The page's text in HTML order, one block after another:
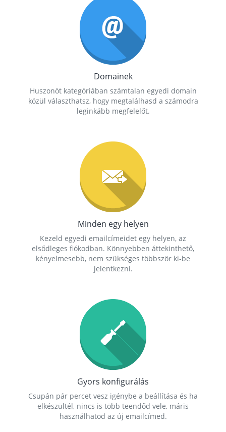
Domainek
Huszonöt kategóriában számtalan egyedi domain
közül választhatsz, hogy megtalálhasd a számodra
leginkább megfelelőt.
Minden egy helyen
Kezeld egyedi emailcímeidet egy helyen, az
elsődleges fiókodban. Könnyebben áttekinthető,
kényelmesebb, nem szükséges többször ki-be
jelentkezni.
Gyors konfigurálás
Csupán pár percet vesz igénybe a beállítása és ha
elkészültél, nincs is több teendőd vele, máris
használhatod az új emailcímed.